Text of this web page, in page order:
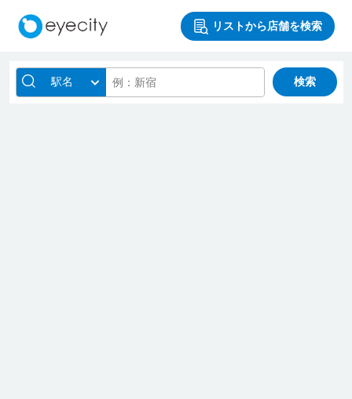
リストから店舗を検索
駅名 検索